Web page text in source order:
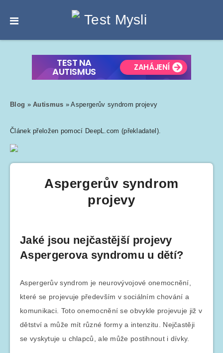
Blog »Autismus »Aspergerův syndrom projevy
Článek přeložen pomocí DeepL.com (překladatel).
Aspergerův syndrom
projevy
Jaké jsou nejčastější projevy
Aspergerova syndromu u dětí?
Aspergerův syndrom je neurovývojové onemocnění,
které se projevuje především v sociálním chování a
komunikaci. Toto onemocnění se obvykle projevuje již v
dětství a může mít různé formy a intenzitu. Nejčastěji
se vyskytuje u chlapců, ale může postihnout i dívky.